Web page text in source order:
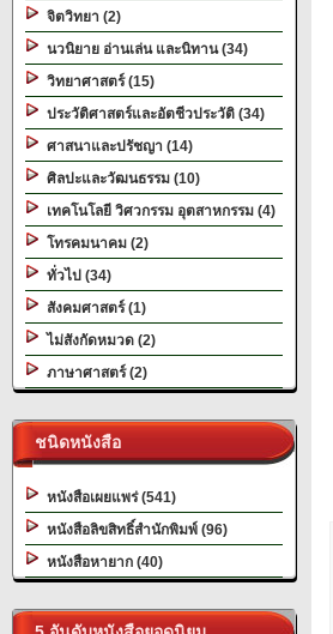
จิตวิทยา (2)
นวนิยาย อ่านเล่น และนิทาน (34)
วิทยาศาสตร์ (15)
ประวัติศาสตร์และอัตชีวประวัติ (34)
ศาสนาและปรัชญา (14)
ศิลปะและวัฒนธรรม (10)
เทคโนโลยี วิศวกรรม อุตสาหกรรม (4)
โทรคมนาคม (2)
ทั่วไป (34)
สังคมศาสตร์ (1)
ไม่สังกัดหมวด (2)
ภาษาศาสตร์ (2)
ชนิดหนังสือ
หนังสือเผยแพร่ (541)
หนังสือลิขสิทธิ์สำนักพิมพ์ (96)
หนังสือหายาก (40)